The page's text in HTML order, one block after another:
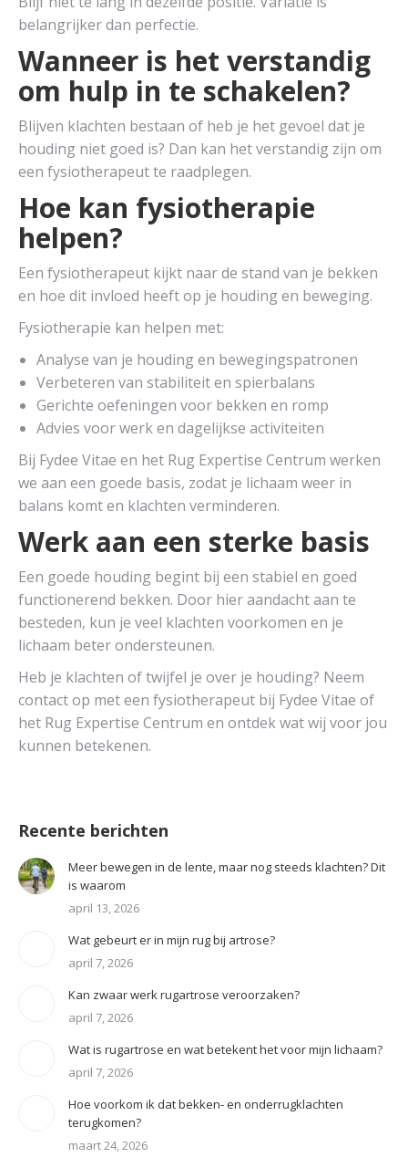
belangrijker dan perfectie.
Wanneer is het verstandig
om hulp in te schakelen?
Blijven klachten bestaan of heb je het gevoel dat je
houding niet goed is? Dan kan het verstandig zijn om
een fysiotherapeut te raadplegen.
Hoe kan fysiotherapie
helpen?
Een fysiotherapeut kijkt naar de stand van je bekken
en hoe dit invloed heeft op je houding en beweging.
Fysiotherapie kan helpen met:
Analyse van je houding en bewegingspatronen
Verbeteren van stabiliteit en spierbalans
Gerichte oefeningen voor bekken en romp
Advies voor werk en dagelijkse activiteiten
Bij Fydee Vitae en het Rug Expertise Centrum werken
we aan een goede basis, zodat je lichaam weer in
balans komt en klachten verminderen.
Werk aan een sterke basis
Een goede houding begint bij een stabiel en goed
functionerend bekken. Door hier aandacht aan te
besteden, kun je veel klachten voorkomen en je
lichaam beter ondersteunen.
Heb je klachten of twijfel je over je houding? Neem
contact op met een fysiotherapeut bij Fydee Vitae of
het Rug Expertise Centrum en ontdek wat wij voor jou
kunnen betekenen.
Recente berichten
Meer bewegen in de lente, maar nog steeds klachten? Dit
is waarom
april 13, 2026
Wat gebeurt er in mijn rug bij artrose?
april 7, 2026
Kan zwaar werk rugartrose veroorzaken?
april 7, 2026
Wat is rugartrose en wat betekent het voor mijn lichaam?
april 7, 2026
Hoe voorkom ik dat bekken- en onderrugklachten
terugkomen?
maart 24, 2026